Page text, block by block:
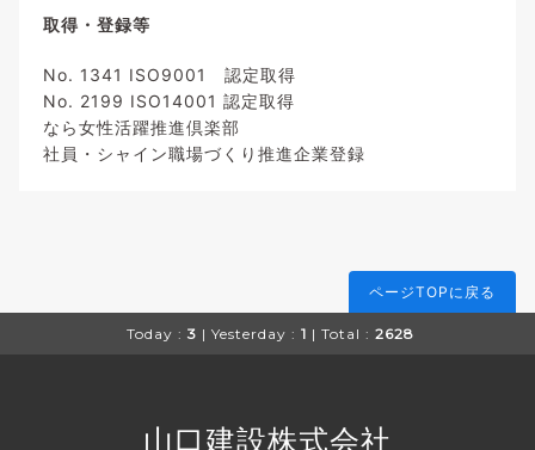
取得・登録等
No. 1341 ISO9001 認定取得
No. 2199 ISO14001 認定取得
なら女性活躍推進倶楽部
社員・シャイン職場づくり推進企業登録
ページTOPに戻る
Today : 3 | Yesterday : 1 | Total : 2628
山口建設株式会社